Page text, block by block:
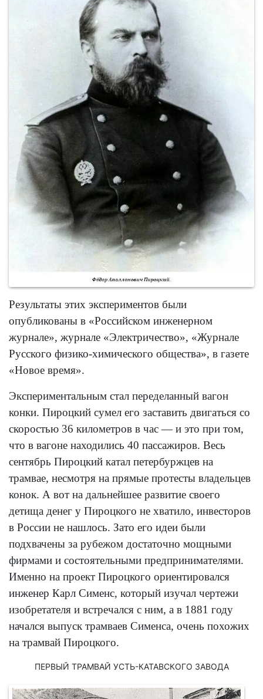
Результаты этих экспериментов были
опубликованы в «Российском инженерном
журнале», журнале «Электричество», «Журнале
Русского физико-химического общества», в газете
«Новое время».
Экспериментальным стал переделанный вагон
конки. Пироцкий сумел его заставить двигаться со
скоростью 36 километров в час — и это при том,
что в вагоне находились 40 пассажиров. Весь
сентябрь Пироцкий катал петербуржцев на
трамвае, несмотря на прямые протесты владельцев
конок. А вот на дальнейшее развитие своего
детища денег у Пироцкого не хватило, инвесторов
в России не нашлось. Зато его идеи были
подхвачены за рубежом достаточно мощными
фирмами и состоятельными предпринимателями.
Именно на проект Пироцкого ориентировался
инженер Карл Сименс, который изучал чертежи
изобретателя и встречался с ним, а в 1881 году
начался выпуск трамваев Сименса, очень похожих
на трамвай Пироцкого.
ПЕРВЫЙ ТРАМВАЙ УСТЬ-КАТАВСКОГО ЗАВОДА